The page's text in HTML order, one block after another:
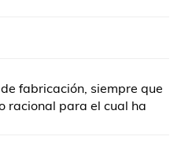
fabricación, siempre que
racional para el cual ha